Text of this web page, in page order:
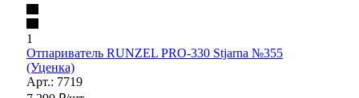
1
Отпариватель RUNZEL PRO-330 Stjarna №355
(Уценка)
Арт.: 7719